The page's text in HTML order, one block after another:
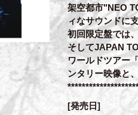
架空都市"NEO
ィなサウンドに
初回限定盤では
そしてJAPAN
ワールドツアー
ンタリー映像と
[発売日]